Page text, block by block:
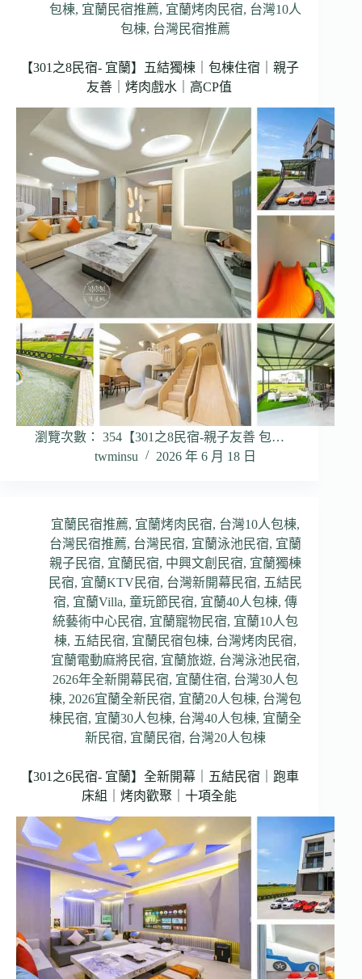
包棟, 宜蘭民宿推薦, 宜蘭烤肉民宿, 台灣10人
包棟, 台灣民宿推薦
【301之8民宿- 宜蘭】五結獨棟｜包棟住宿｜親子
友善｜烤肉戲水｜高CP值
瀏覽次數： 354【301之8民宿-親子友善 包…
twminsu
2026 年 6 月 18 日
宜蘭民宿推薦, 宜蘭烤肉民宿, 台灣10人包棟,
台灣民宿推薦, 台灣民宿, 宜蘭泳池民宿, 宜蘭
親子民宿, 宜蘭民宿, 中興文創民宿, 宜蘭獨棟
民宿, 宜蘭KTV民宿, 台灣新開幕民宿, 五結民
宿, 宜蘭Villa,童玩節民宿, 宜蘭40人包棟,傳
統藝術中心民宿, 宜蘭寵物民宿, 宜蘭10人包
棟, 五結民宿, 宜蘭民宿包棟, 台灣烤肉民宿,
宜蘭電動麻將民宿, 宜蘭旅遊, 台灣泳池民宿,
2626年全新開幕民宿, 宜蘭住宿, 台灣30人包
棟, 2026宜蘭全新民宿, 宜蘭20人包棟, 台灣包
棟民宿, 宜蘭30人包棟, 台灣40人包棟, 宜蘭全
新民宿, 宜蘭民宿, 台灣20人包棟
【301之6民宿- 宜蘭】全新開幕｜五結民宿｜跑車
床組｜烤肉歡聚｜十項全能